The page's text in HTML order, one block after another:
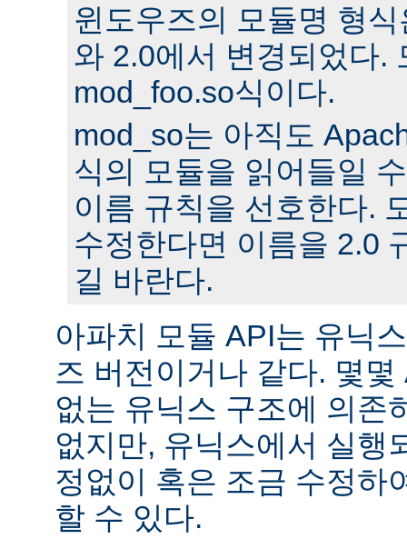
윈도우즈의 모듈명 형
와 2.0에서 변경되었다.
mod_foo.so식이다.
mod_so는 아직도
식의 모듈을 읽어들일
이름 규칙을 선호한다.
수정한다면 이름을 2.0
길 바란다.
아파치 모듈 API는 유닉
즈 버전이거나 같다. 몇
없는 유닉스 구조에 의존
없지만, 유닉스에서 실행
정없이 혹은 조금 수정하
할 수 있다.